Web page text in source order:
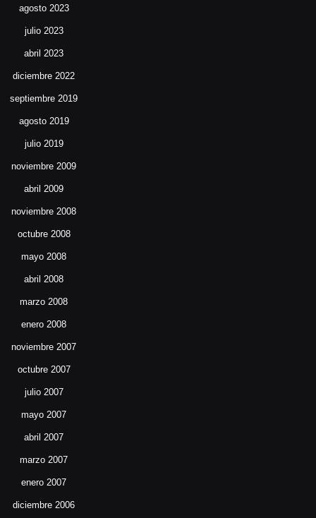
agosto 2023
julio 2023
abril 2023
diciembre 2022
septiembre 2019
agosto 2019
julio 2019
noviembre 2009
abril 2009
noviembre 2008
octubre 2008
mayo 2008
abril 2008
marzo 2008
enero 2008
noviembre 2007
octubre 2007
julio 2007
mayo 2007
abril 2007
marzo 2007
enero 2007
diciembre 2006